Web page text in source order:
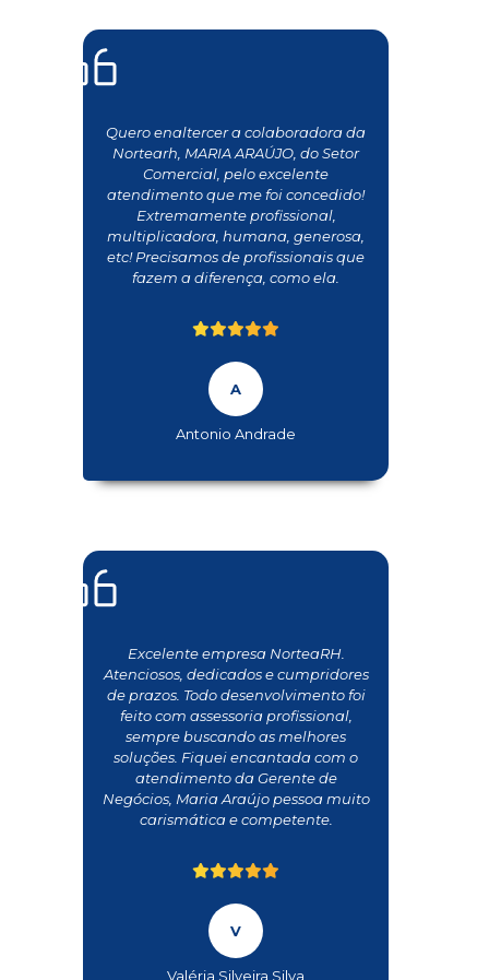
Quero enaltercer a colaboradora da
Nortearh, MARIA ARAÚJO, do Setor
Comercial, pelo excelente
atendimento que me foi concedido!
Extremamente profissional,
multiplicadora, humana, generosa,
etc! Precisamos de profissionais que
fazem a diferença, como ela.
Antonio Andrade
Excelente empresa NorteaRH.
Atenciosos, dedicados e cumpridores
de prazos. Todo desenvolvimento foi
feito com assessoria profissional,
sempre buscando as melhores
soluções. Fiquei encantada com o
atendimento da Gerente de
Negócios, Maria Araújo pessoa muito
carismática e competente.
Valéria Silveira Silva